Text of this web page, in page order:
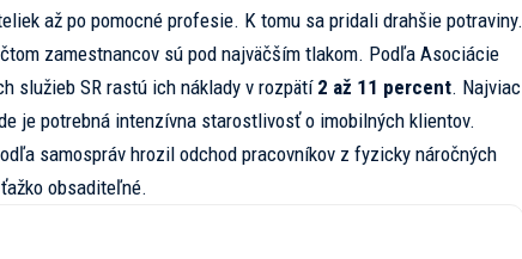
až po pomocné profesie. K tomu sa pridali drahšie potraviny.
zamestnancov sú pod najväčším tlakom. Podľa Asociácie
služieb SR rastú ich náklady v rozpätí 2 až 11 percent. Najviac
je potrebná intenzívna starostlivosť o imobilných klientov.
samospráv hrozil odchod pracovníkov z fyzicky náročných
obsaditeľné.